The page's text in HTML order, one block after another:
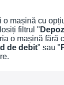
o mașină cu
filtrul "
o mașină fără
de debit" sau "